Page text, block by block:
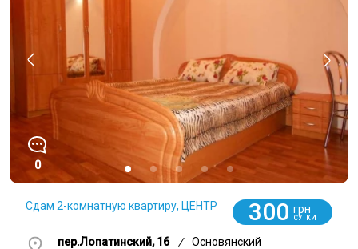
0
Сдам 2-комнатную квартиру, ЦЕНТР 300 грн
СУТКИ
пер.Лопатинский, 16 /
Основянский